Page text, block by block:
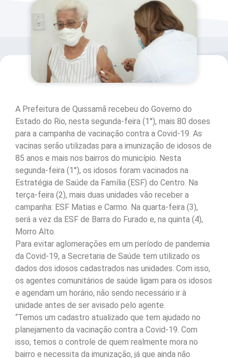
A Prefeitura de Quissamã recebeu do Governo do
Estado do Rio, nesta segunda-feira (1°), mais 80 doses
para a campanha de vacinação contra a Covid-19. As
vacinas serão utilizadas para a imunização de idosos de
85 anos e mais nos bairros do município. Nesta
segunda-feira (1°), os idosos foram vacinados na
Estratégia de Saúde da Família (ESF) do Centro. Na
terça-feira (2), mais duas unidades vão receber a
campanha: ESF Matias e Carmo. Na quarta-feira (3),
será a vez da ESF de Barra do Furado e, na quinta (4),
Morro Alto.
Para evitar aglomerações em um período de pandemia
da Covid-19, a Secretaria de Saúde tem utilizado os
dados dos idosos cadastrados nas unidades. Com isso,
os agentes comunitários de saúde ligam para os idosos
e agendam um horário, não sendo necessário ir à
unidade antes de ser avisado pelo agente.
“Temos um cadastro atualizado que tem ajudado no
planejamento da vacinação contra a Covid-19. Com
isso, temos o controle de quem realmente mora no
bairro e necessita da imunização, já que ainda não